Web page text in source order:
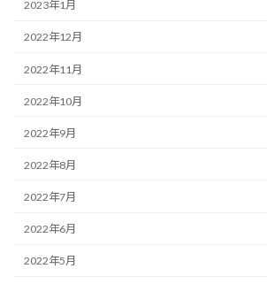
2023年1月
2022年12月
2022年11月
2022年10月
2022年9月
2022年8月
2022年7月
2022年6月
2022年5月